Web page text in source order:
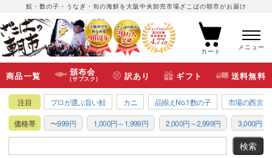
鮭・数の子・うなぎ・旬の海鮮を大阪中央卸売市場ざこばの朝市がお届け
カート
メニュー
商品一覧 頒布会
(サブスク) 訳あり ギフト 送料無料
注目 プロが選ぶ旨い鮭 カニ 品揃えNo.1数の子 市場の西京漬
価格帯 〜999円 1,000円～1,999円 2,000円～2,999円 3,000円～